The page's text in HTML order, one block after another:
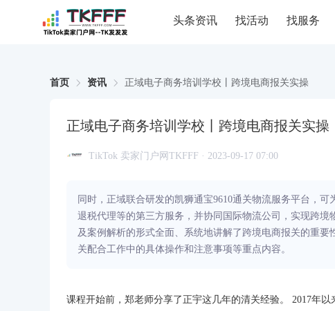
头条资讯 找活动 找服务
首页 资讯 正域电子商务培训学校丨跨境电商报关实操
正域电子商务培训学校丨跨境电商报关实操
TikTok 卖家门户网TKFFF · 2023-09-17 07:00
同时，正域联合研发的凯狮通宝9610通关物流服务平台，
退税代理等的第三方服务，并协同国际物流公司，实现跨
及案例解析的形式全面、系统地讲解了跨境电商报关的重
关配合工作中的具体操作和注意事项等重点内容。
课程开始前，郑老师分享了正宇这几年的清关经验。 2017年